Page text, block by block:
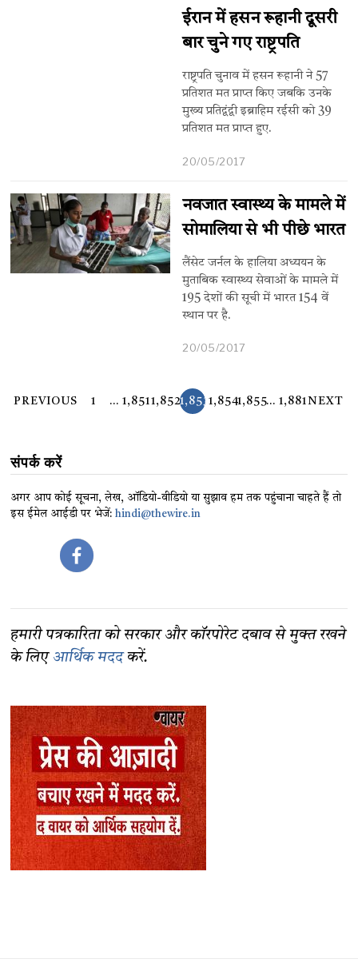
ईरान में हसन रूहानी दूसरी
बार चुने गए राष्ट्रपति
राष्ट्रपति चुनाव में हसन रूहानी ने 57
प्रतिशत मत प्राप्त किए जबकि उनके
मुख्य प्रतिद्वंद्वी इब्राहिम रईसी को 39
प्रतिशत मत प्राप्त हुए.
20/05/2017
नवजात स्वास्थ्य के मामले में
सोमालिया से भी पीछे भारत
लैंसेट जर्नल के हालिया अध्ययन के
मुताबिक स्वास्थ्य सेवाओं के मामले में
195 देशों की सूची में भारत 154 वें
स्थान पर है.
20/05/2017
PREVIOUS 1 … 1,8511,8521,8531,8541,855… 1,881NEXT
संपर्क करें
अगर आप कोई सूचना, लेख, ऑडियो-वीडियो या सुझाव हम तक पहुंचाना चाहते हैं तो
इस ईमेल आईडी पर भेजें:hindi@thewire.in
हमारी पत्रकारिता को सरकार और कॉरपोरेट दबाव से मुक्त रखने
के लिए आर्थिक मददकरें.